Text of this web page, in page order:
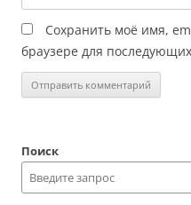
Сохранить моё имя,
браузере для
Поиск